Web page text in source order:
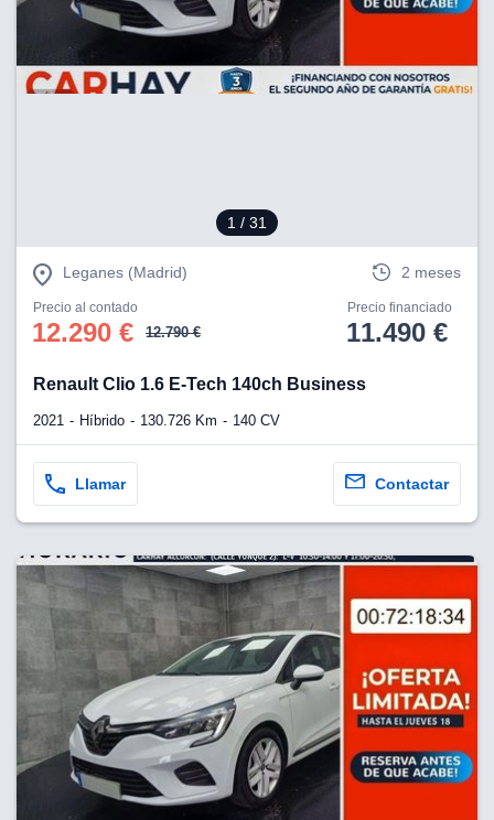
1 / 31
Leganes (Madrid) 2 meses
Precio al contado
12.290 € 12.790 €
Precio financiado
11.490 €
Renault Clio 1.6 E-Tech 140ch Business
2021 Híbrido 130.726 Km 140 CV
Llamar Contactar